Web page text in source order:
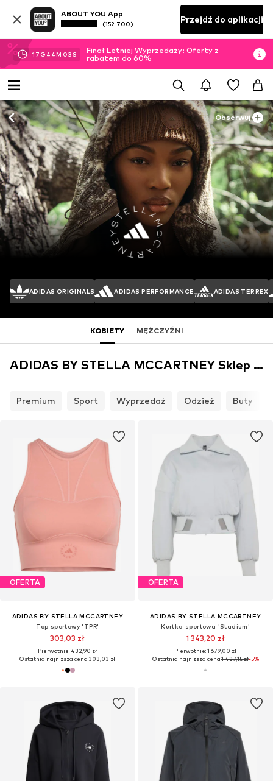
ABOUT YOU App
(152 700) Przejdź do aplikacji
17 G 44M 01 S
Finał Letniej Wyprzedaży: Oferty z
rabatem do 60%
Obserwuj
ADIDAS ORIGINALS ADIDAS PERFORMANCE ADIDAS TERREX
KOBIETY MĘŻCZYŹNI
ADIDAS BY STELLA MCCARTNEY Sklep internetowy
Premium Sport Wyprzedaż Odzież Buty
OFERTA
ADIDAS BY STELLA MCCARTNEY
Top sportowy 'TPR'
303,03 zł
Pierwotnie: 432,90 zł
Ostatnia najniższa cena:303,03 zł
OFERTA
ADIDAS BY STELLA MCCARTNEY
Kurtka sportowa 'Stadium'
1 343,20 zł
Pierwotnie: 1 679,00 zł
Ostatnia najniższa cena:1 427,15 zł-5%